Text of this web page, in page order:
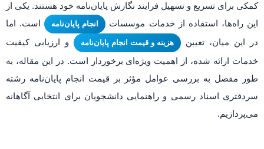
کمکی برای تسریع و تسهیل فرایند نگارش پایان‌نامه خود هستند. یکی از
این راه‌ها، استفاده از خدمات موسسات
انجام پایان‌نامه
است. اما
در این میان، تعیین
هزینه و قیمت انجام پایان‌نامه
و ارزیابی کیفیت
خدمات ارائه شده، از اهمیت ویژه‌ای برخوردار است. در این مقاله، به
طور مفصل به بررسی عوامل مؤثر بر قیمت انجام پایان‌نامه رشته
سردفتری اسناد رسمی و راهنمایی دانشجویان برای انتخابی آگاهانه
می‌پردازیم.